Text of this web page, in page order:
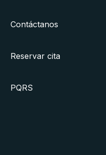
Contáctanos
Reservar cita
PQRS